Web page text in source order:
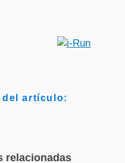
del artículo:
relacionadas